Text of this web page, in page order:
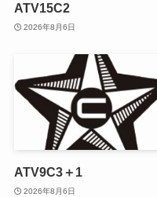
ATV15C2
2026年8月6日
ATV9C3＋1
2026年8月6日